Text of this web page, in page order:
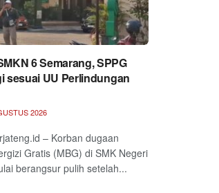
6 Semarang, SPPG
sesuai UU Perlindungan
2026
– Korban dugaan
Gratis (MBG) di SMK Negeri
berangsur pulih setelah...